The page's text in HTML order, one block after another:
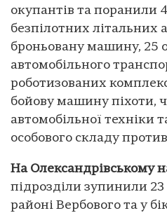
окупантів та поранили
безпілотних літальних
броньовану машину, 25
автомобільного
роботизованих
бойову машину піхоти,
автомобільної техніки
особового складу
На Олександрівському
підрозділи зупинили 23
районі Вербового та у